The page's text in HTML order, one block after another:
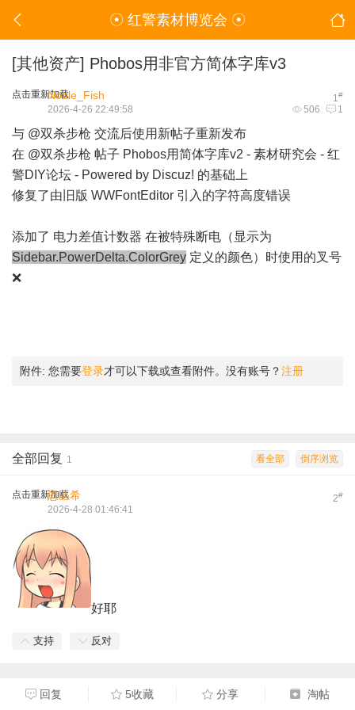
☉ 红警素材博览会 ☉
[其他资产] Phobos用非官方简体字库v3
点击重新加载 1#
Noble_Fish
506 1
2026-4-26 22:49:58
与 @双杀步枪 交流后使用新帖子重新发布
在 @双杀步枪 帖子 Phobos用简体字库v2 - 素材研究会 - 红
警DIY论坛 - Powered by Discuz! 的基础上
修复了由旧版 WWFontEditor 引入的字符高度错误
添加了 电力差值计数器 在被特殊断电（显示为
Sidebar.PowerDelta.ColorGrey 定义的颜色）时使用的叉号
❌
附件: 您需要登录才可以下载或查看附件。没有账号？注册
倒序浏览
看全部
全部回复 1
点击重新加载 2#
恩匹希
2026-4-28 01:46:41
好耶
支持 反对
回复 5收藏 分享 淘帖